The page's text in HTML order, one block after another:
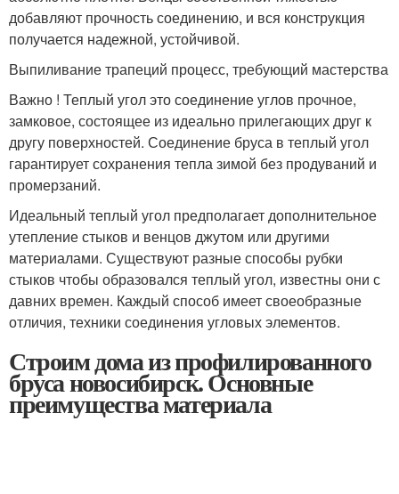
добавляют прочность соединению, и вся конструкция
получается надежной, устойчивой.
Выпиливание трапеций процесс, требующий мастерства
Важно ! Теплый угол это соединение углов прочное,
замковое, состоящее из идеально прилегающих друг к
другу поверхностей. Соединение бруса в теплый угол
гарантирует сохранения тепла зимой без продуваний и
промерзаний.
Идеальный теплый угол предполагает дополнительное
утепление стыков и венцов джутом или другими
материалами. Существуют разные способы рубки
стыков чтобы образовался теплый угол, известны они с
давних времен. Каждый способ имеет своеобразные
отличия, техники соединения угловых элементов.
Строим дома из профилированного
бруса новосибирск. Основные
преимущества материала